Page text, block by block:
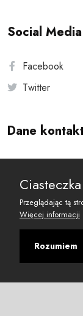
Social Media
Facebook
Twitter
Dane
Ciasteczka
Przeglądając tą
Więcej informacji
Rozumiem